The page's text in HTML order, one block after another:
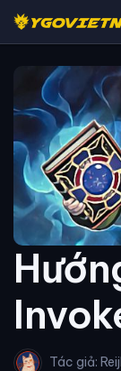
Tác giả: